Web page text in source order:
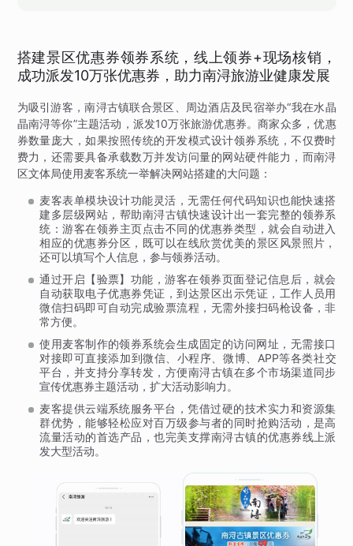
搭建景区优惠券领券系统，线上领券+现场核销，
成功派发10万张优惠券，助力南浔旅游业健康发展
为吸引游客，南浔古镇联合景区、周边酒店及民宿举办“我在水晶
晶南浔等你”主题活动，派发10万张旅游优惠券。商家众多，优惠
券数量庞大，如果按照传统的开发模式设计领券系统，不仅费时
费力，还需要具备承载数万并发访问量的网站硬件能力，而南浔
区文体局使用麦客系统一举解决网站搭建的大问题：
麦客表单模块设计功能灵活，无需任何代码知识也能快速搭
建多层级网站，帮助南浔古镇快速设计出一套完整的领券系
统：游客在领券主页点击不同的优惠券类型，就会自动进入
相应的优惠券分区，既可以在线欣赏优美的景区风景照片，
还可以填写个人信息，参与领券活动。
通过开启【验票】功能，游客在领券页面登记信息后，就会
自动获取电子优惠券凭证，到达景区出示凭证，工作人员用
微信扫码即可自动完成验票流程，无需外接扫码枪设备，非
常方便。
使用麦客制作的领券系统会生成固定的访问网址，无需接口
对接即可直接添加到微信、小程序、微博、APP等各类社交
平台，并支持分享转发，方便南浔古镇在多个市场渠道同步
宣传优惠券主题活动，扩大活动影响力。
麦客提供云端系统服务平台，凭借过硬的技术实力和资源集
群优势，能够轻松应对百万级参与者的同时抢购活动，是高
流量活动的首选产品，也完美支撑南浔古镇的优惠券线上派
发大型活动。